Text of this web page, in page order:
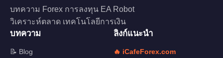
บทความ Forex การลงทุน EA Robot
วิเคราะห์ตลาด เทคโนโลยีการเงิน
บทความ
📝 Blog
ลิงก์แนะนำ
🔥 iCafeForex.com